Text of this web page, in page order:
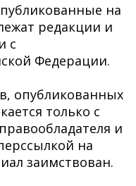
на
редакции и
с
Федерации.
опубликованных
только с
и
на
заимствован.